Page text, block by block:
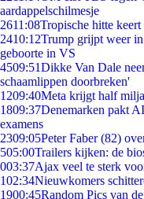
aardappelschilmesje
2611:08Tropische hitte
2410:12Trump grijpt weer in
geboorte in VS
4509:51Dikke Van Dale
schaamlippen doorbreken'
1209:40Meta krijgt half
1809:37Denemarken pakt
examens
2309:05Peter Faber (82)
505:00Trailers kijken: de
003:37Ajax veel te sterk
102:34Nieuwkomers
1900:45Random Pics van